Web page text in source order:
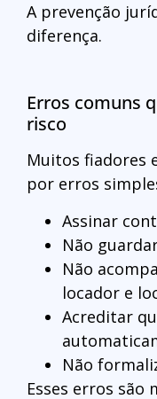
A prevenção
diferença.
Erros comuns
risco
Muitos fiadores
por erros
Assinar
Não
Não
locador e
Acreditar
Não
Esses erros são